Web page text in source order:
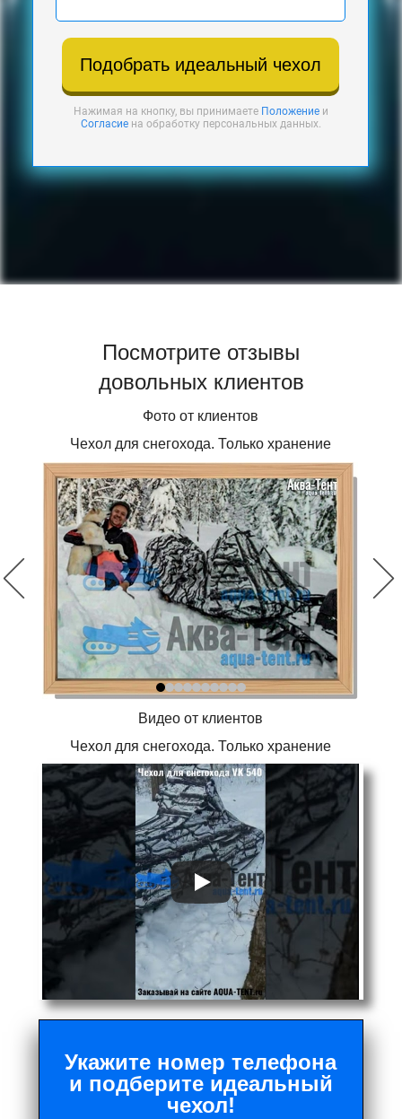
Подобрать идеальный чехол
Нажимая на кнопку, вы принимаете Положениеи
Согласиена обработку персональных данных.
Посмотрите отзывы
довольных клиентов
Фото от клиентов
Чехол для снегохода. Только хранение
Видео от клиентов
Чехол для снегохода. Только хранение
Укажите номер телефона
и подберите идеальный
чехол!